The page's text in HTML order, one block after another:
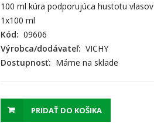
100 ml kúra podporujúca hustotu vlasov
1x100 ml
Kód: 09606
Výrobca/dodávateľ: VICHY
Dostupnosť: Máme na sklade
PRIDAŤ DO KOŠIKA